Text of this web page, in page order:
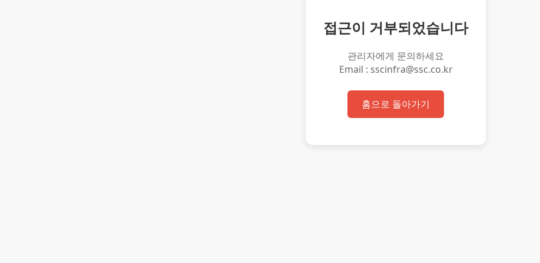
접근이 거부되었습니다
관리자에게 문의하세요
Email : sscinfra@ssc.co.kr
홈으로 돌아가기